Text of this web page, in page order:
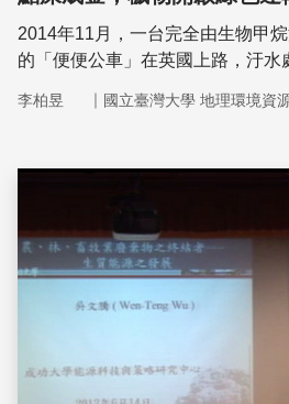
2014年11月，一台完全由生物甲
的「便便公車」在英國上路，汙水
具價值的沼氣（biogas）與富含養
很大的發展潛力
李柏昱 ｜ 國立臺灣大學 地理環境資